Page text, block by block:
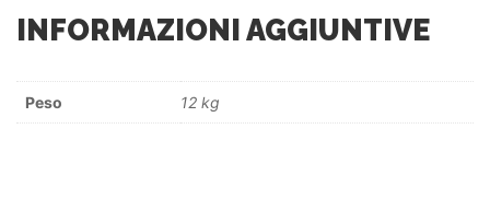
INFORMAZIONI AGGIUNTIVE
Peso 12 kg